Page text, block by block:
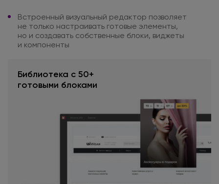
Встроенный визуальный редактор позволяет
не только настраивать готовые элементы,
но и создавать собственные блоки, виджеты
и компоненты
Библиотека с 50+
готовыми блоками